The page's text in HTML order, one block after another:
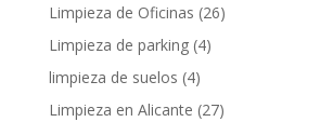
Limpieza de Oficinas (26)
Limpieza de parking(4)
limpieza de suelos (4)
Limpieza en Alicante (27)